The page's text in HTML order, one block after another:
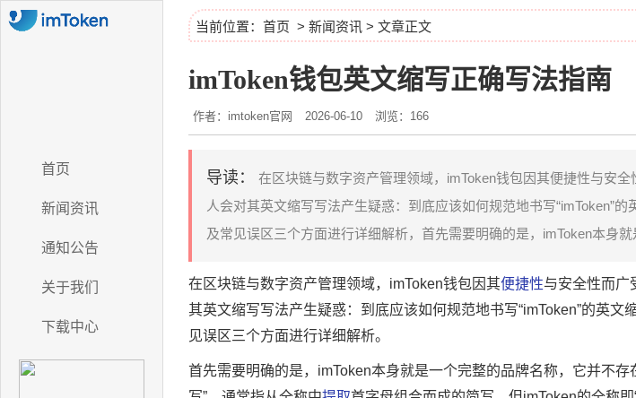
首页
新闻资讯
通知公告
关于我们
下载中心
当前位置： 首页 > 新闻资讯 > 文章正文
imToken钱包英文缩写正确写法指南
作者：imtoken官网 2026-06-10 浏览：166
导读：
在区块链与数字资产管理领域，imToken钱包因其便捷性与安
人会对其英文缩写写法产生疑惑：到底应该如何规范地书写“imToken”
及常见误区三个方面进行详细解析，首先需要明确的是，imToken本身
在区块链与数字资产管理领域，imToken钱包因其便捷性与安全性而广
其英文缩写写法产生疑惑：到底应该如何规范地书写“imToken”的英文
见误区三个方面进行详细解析。
首先需要明确的是，imToken本身就是一个完整的品牌名称，它并不存